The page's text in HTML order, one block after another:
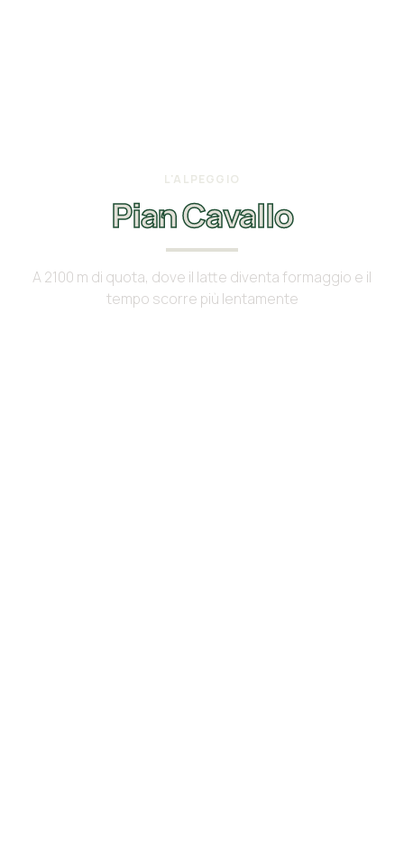
L'ALPEGGIO
Pian Cavallo
A 2100 m di quota, dove il latte diventa formaggio e il
tempo scorre più lentamente